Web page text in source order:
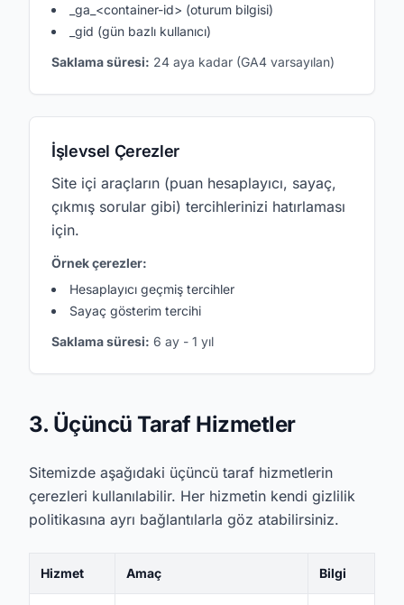
_ga_<container-id> (oturum bilgisi)
_gid (gün bazlı kullanıcı)
Saklama süresi: 24 aya kadar (GA4 varsayılan)
İşlevsel Çerezler
Site içi araçların (puan hesaplayıcı, sayaç,
çıkmış sorular gibi) tercihlerinizi hatırlaması
için.
Örnek çerezler:
Hesaplayıcı geçmiş tercihler
Sayaç gösterim tercihi
Saklama süresi: 6 ay - 1 yıl
3. Üçüncü Taraf Hizmetler
Sitemizde aşağıdaki üçüncü taraf hizmetlerin
çerezleri kullanılabilir. Her hizmetin kendi gizlilik
politikasına ayrı bağlantılarla göz atabilirsiniz.
Hizmet Amaç Bilgi